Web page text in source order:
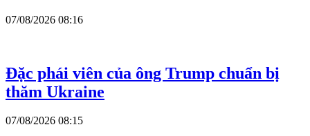
07/08/2026 08:16
Đặc phái viên của ông Trump chuẩn bị
thăm Ukraine
07/08/2026 08:15